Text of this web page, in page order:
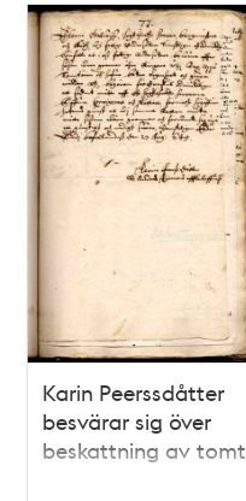
Karin Peerssdåtter
besvärar sig över
beskattning av tomt